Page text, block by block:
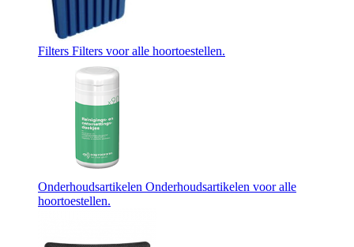
Filters Filters voor alle hoortoestellen.
Onderhoudsartikelen Onderhoudsartikelen voor alle
hoortoestellen.